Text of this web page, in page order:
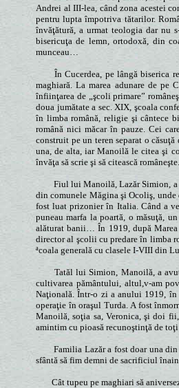
Andrei al III-lea, când zona acestei
pentru lupta împotriva tătarilor.
învăţătură, a urmat teologia dar nu
bisericuţa de lemn, ortodoxă, din
munceau…
În Cucerdea, pe lângă biserica
maghiară. La marea adunare de
înfiinţarea de „şcoli primare”
doua jumătate a sec. XIX, şcoala
în limba română, religie şi cântece
română nici măcar în pauze. Cei
construit pe un teren separat o
una, de alta, iar Manoilă le citea şi
învăţa să scrie şi să citească
Fiul lui Manoilă, Lazăr Simion,
din comunele Măgina şi Ocoliş,
fost luat prizonier în Italia. Când a
puneau marfa la poartă, o măsuţă,
alăturat banii… În 1919, după
director al şcolii cu predare în limba
ªcoala generală cu clasele I-VIII din
Tatăl lui Simion, Manoilă, a
cultivarea pământului, altul,v-am
Naţională. Într-o zi a anului 1919, în
operaţie în oraşul Turda. A fost
Manoilă, soţia sa, Veronica, şi doi
amintim cu pioasă recunoştinţă de
Familia Lazăr a fost doar una
sfântă să fim demni de sacrificiul
Cât tupeu pe maghiari să